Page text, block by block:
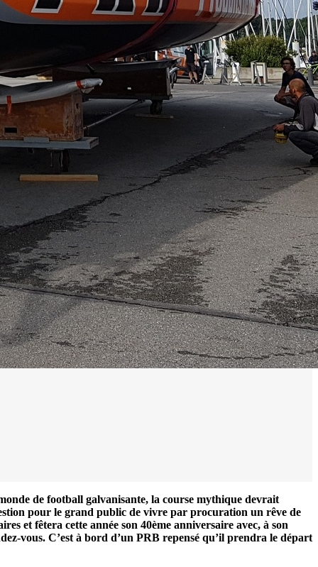
de football galvanisante, la course mythique devrait
pour le grand public de vivre par procuration un rêve de
et fêtera cette année son 40ème anniversaire avec, à son
vous. C’est à bord d’un PRB repensé qu’il prendra le départ